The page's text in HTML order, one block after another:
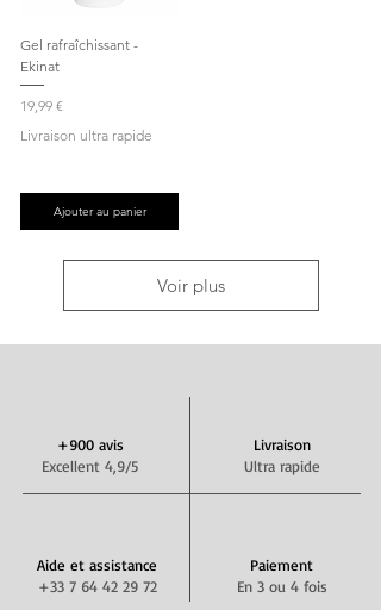
Gel rafraîchissant -
Ekinat
Prix
19,99 €
Livraison ultra rapide
Ajouter au panier
Voir plus
+900 avis
Excellent 4,9/5
Aide et assistance
Livraison
Ultra rapide
Paiement
+33 7 64 42 29 72
En 3 ou 4 fois